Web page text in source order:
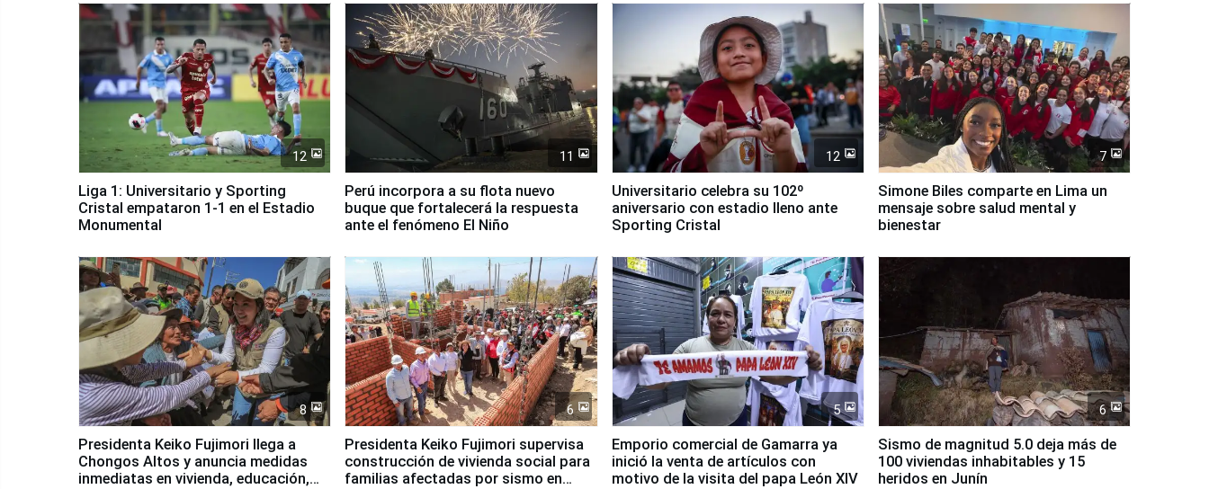
12
Liga 1: Universitario y Sporting
Cristal empataron 1-1 en el Estadio
Monumental
11
Perú incorpora a su flota nuevo
buque que fortalecerá la respuesta
ante el fenómeno El Niño
12
Universitario celebra su 102º
aniversario con estadio lleno ante
Sporting Cristal
7
Simone Biles comparte en Lima un
mensaje sobre salud mental y
bienestar
8
Presidenta Keiko Fujimori llega a
Chongos Altos y anuncia medidas
inmediatas en vivienda, educación,
6
Presidenta Keiko Fujimori supervisa
construcción de vivienda social para
familias afectadas por sismo en
5
Emporio comercial de Gamarra ya
inició la venta de artículos con
motivo de la visita del papa León XIV
6
Sismo de magnitud 5.0 deja más de
100 viviendas inhabitables y 15
heridos en Junín